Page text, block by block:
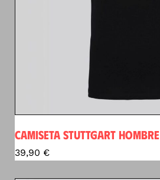
CAMISETA STUTTGART HOMBRE
39,90 €